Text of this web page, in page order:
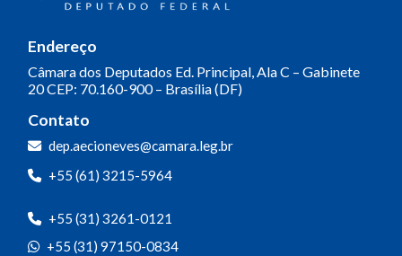
Endereço
Câmara dos Deputados Ed. Principal, Ala C – Gabinete
20CEP: 70.160-900 – Brasília (DF)
Contato
dep.aecioneves@camara.leg.br
+55 (61) 3215-5964
+55 (31) 3261-0121
+55 (31) 97150-0834